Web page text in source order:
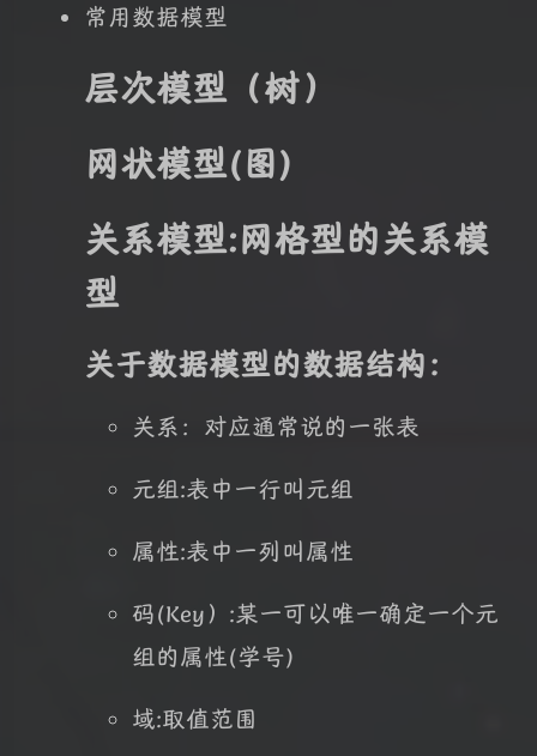
常用数据模型
层次模型（树）
网状模型(图)
关系模型:网格型的关系模
型
关于数据模型的数据结构：
关系：对应通常说的一张表
元组:表中一行叫元组
属性:表中一列叫属性
码(Key）:某一可以唯一确定一个元
组的属性(学号)
域:取值范围